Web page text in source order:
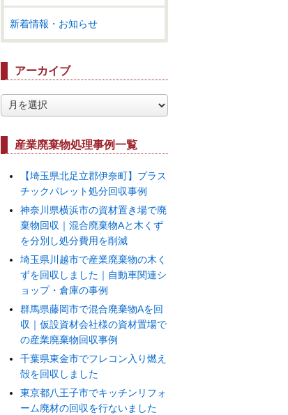
新着情報・お知らせ
アーカイブ
ー
ブ
産業廃棄物処理事例一覧
【埼玉県北足立郡伊奈町】プラス
チックパレット処分回収事例
神奈川県横浜市の資材置き場で廃
棄物回収｜混合廃棄物Aと木くず
を分別し処分費用を削減
埼玉県川越市で産業廃棄物の木く
ずを回収しました｜自動車関連シ
ョップ・倉庫の事例
群馬県藤岡市で混合廃棄物Aを回
収｜仮設資材会社様の資材置場で
の産業廃棄物回収事例
千葉県東金市でフレコン入り燃え
殻を回収しました
東京都八王子市でキッチンリフォ
ーム廃材の回収を行ないました